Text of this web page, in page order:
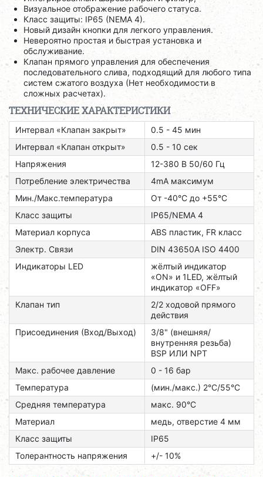
Визуальное отображение рабочего статуса.
Класс защиты: IP65 (NEMA 4).
Новый дизайн кнопки для легкого управления.
Невероятно простая и быстрая установка и
обслуживание.
Клапан прямого управления для обеспечения
последовательного слива, подходящий для любого типа
систем сжатого воздуха (Нет необходимости в
сложных расчетах).
ТЕХНИЧЕСКИЕ ХАРАКТЕРИСТИКИ
Интервал «Клапан закрыт»
0.5 - 45 мин
Интервал «Клапан открыт»
0.5 - 10 сек
Напряжения
12-380 В 50/60 Гц
Потребление электричества
4mA максимум
Мин./Макс.температура
От -40°C до +55°C
Класс защиты
IP65/NEMA 4
Материал корпуса
ABS пластик, FR класс
Электр. Связи
DIN 43650A ISO 4400
Индикаторы LED
жёлтый индикатор
«ON» и 1LED, жёлтый
индикатор «OFF»
Клапан тип
2/2 ходовой прямого
действия
Присоединения (Вход/Выход)
3/8" (внешняя/
внутренняя резьба)
BSP ИЛИ NPT
Макс. рабочее давление
0 - 16 бар
Температура
(мин./макс.) 2°C/55°C
Средняя температура
макс. 90°C
Материал
медь, отверстие 4 мм
Класс защиты
IP65
Толерантность напряжения
+/- 10%